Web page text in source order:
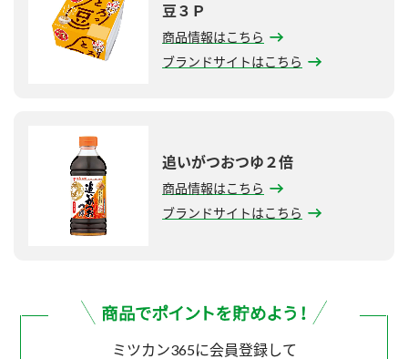
豆３Ｐ
商品情報はこちら
ブランドサイトはこちら
追いがつおつゆ２倍
商品情報はこちら
ブランドサイトはこちら
ミツカン365に会員登録して